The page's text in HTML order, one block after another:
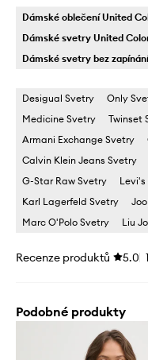
Dámské oblečení United
Dámské svetry United
Dámské svetry bez
Desigual Svetry Only
Medicine Svetry
Twinset
Armani Exchange Svetry
Calvin Klein Jeans Svetry
G-Star Raw Svetry
Karl Lagerfeld Svetry
Marc O'Polo Svetry
Liu
Recenze produktů 5.0 1
Podobné produkty